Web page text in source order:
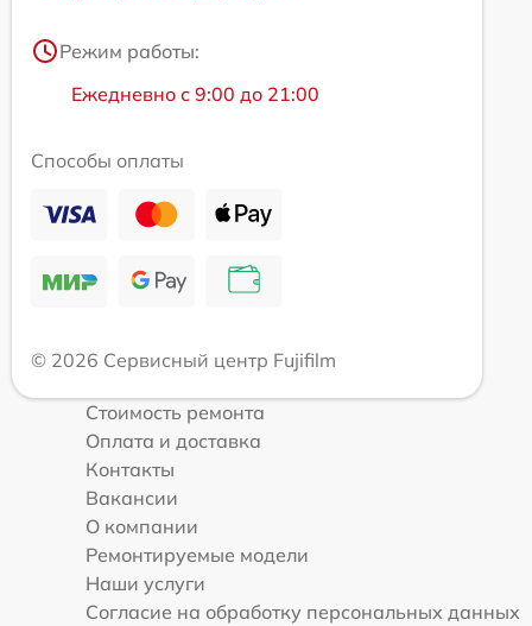
Режим работы:
Ежедневно с 9:00 до 21:00
Способы оплаты
© 2026 Сервисный центр Fujifilm
Стоимость ремонта
Оплата и доставка
Контакты
Вакансии
О компании
Ремонтируемые модели
Наши услуги
Согласие на обработку персональных данных